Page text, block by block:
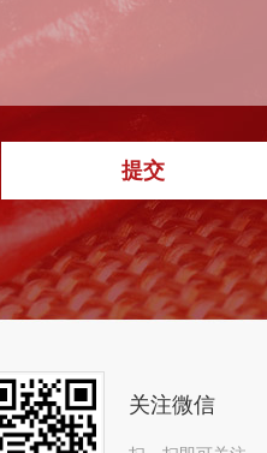
提交
关注微信